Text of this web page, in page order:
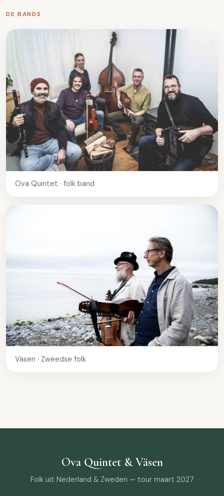
DE BANDS
Ova Quintet · folk band
Väsen · Zweedse folk
Ova Quintet & Väsen
Folk uit Nederland & Zweden — tour maart 2027